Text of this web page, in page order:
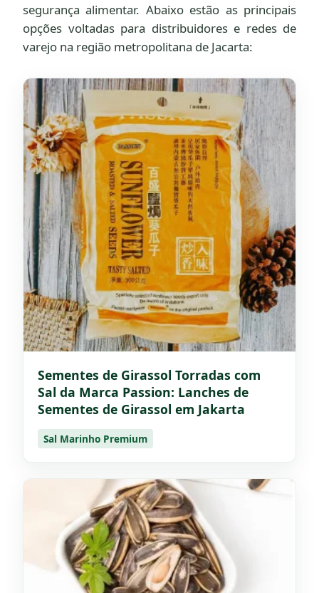
segurança alimentar. Abaixo estão as principais
opções voltadas para distribuidores e redes de
varejo na região metropolitana de Jacarta:
Sementes de Girassol Torradas com
Sal da Marca Passion: Lanches de
Sementes de Girassol em Jakarta
Sal Marinho Premium